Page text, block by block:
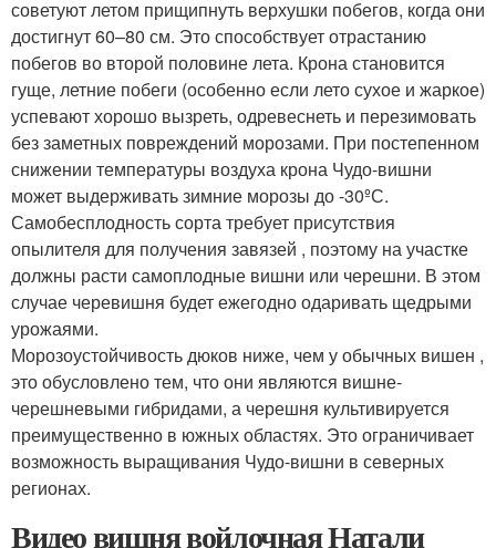
советуют летом прищипнуть верхушки побегов, когда они
достигнут 60–80 см. Это способствует отрастанию
побегов во второй половине лета. Крона становится
гуще, летние побеги (особенно если лето сухое и жаркое)
успевают хорошо вызреть, одревеснеть и перезимовать
без заметных повреждений морозами. При постепенном
снижении температуры воздуха крона Чудо-вишни
может выдерживать зимние морозы до -30ºС.
Самобесплодность сорта требует присутствия
опылителя для получения завязей , поэтому на участке
должны расти самоплодные вишни или черешни. В этом
случае черевишня будет ежегодно одаривать щедрыми
урожаями.
Морозоустойчивость дюков ниже, чем у обычных вишен ,
это обусловлено тем, что они являются вишне-
черешневыми гибридами, а черешня культивируется
преимущественно в южных областях. Это ограничивает
возможность выращивания Чудо-вишни в северных
регионах.
Видео вишня войлочная Натали